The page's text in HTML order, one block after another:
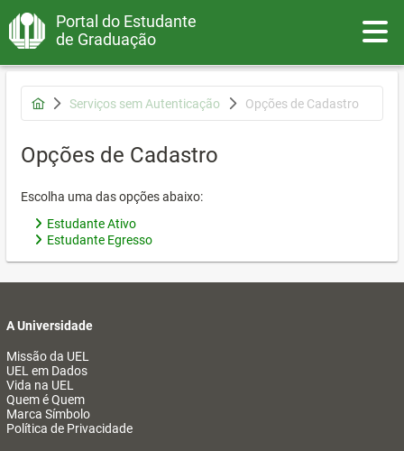
Portal do Estudante
de Graduação
Serviços sem Autenticação Opções de Cadastro
Opções de Cadastro
Escolha uma das opções abaixo:
Estudante Ativo
Estudante Egresso
A Universidade
Missão da UEL
UEL em Dados
Vida na UEL
Quem é Quem
Marca Símbolo
Política de Privacidade